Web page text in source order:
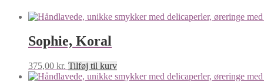
Sophie, Koral
375,00 kr. Tilføj til kurv